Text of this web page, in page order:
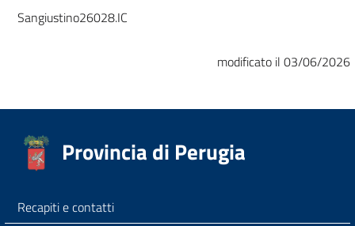
Sangiustino26028.IC
modificato il 03/06/2026
Provincia di Perugia
Recapiti e contatti